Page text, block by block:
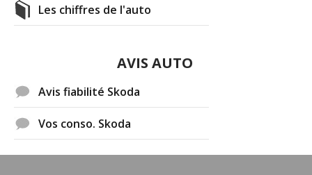
Les chiffres de l'auto
AVIS AUTO
Avis fiabilité Skoda
Vos conso. Skoda